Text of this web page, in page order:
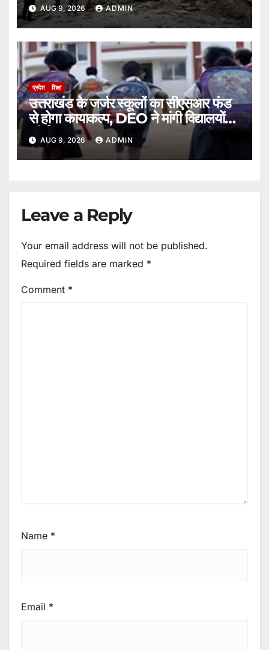
AUG 9, 2026 ADMIN
प्रदेश शिक्षा
उत्तराखंड के जर्जर स्कूलों का सीएसआर फंड
से होगा कायाकल्प, DEO ने मांगी विद्यालयों
की लिस्ट।
AUG 9, 2026 ADMIN
Leave a Reply
Your email address will not be published.
Required fields are marked *
Comment *
Name *
Email *